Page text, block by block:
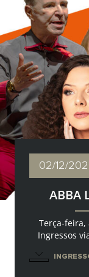
02/12/
ABBA
Terça-feira,
Ingressos